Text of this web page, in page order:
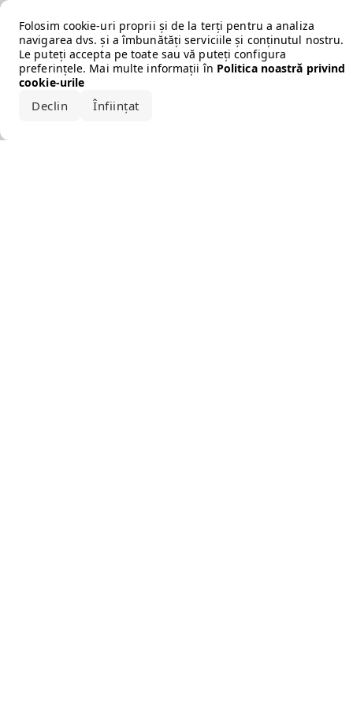
Folosim cookie-uri proprii și de la terți pentru a analiza
navigarea dvs. și a îmbunătăți serviciile și conținutul nostru.
Le puteți accepta pe toate sau vă puteți configura
preferințele. Mai multe informații în Politica noastră privind
cookie-urile
Declin Înființat
Error loading the brand